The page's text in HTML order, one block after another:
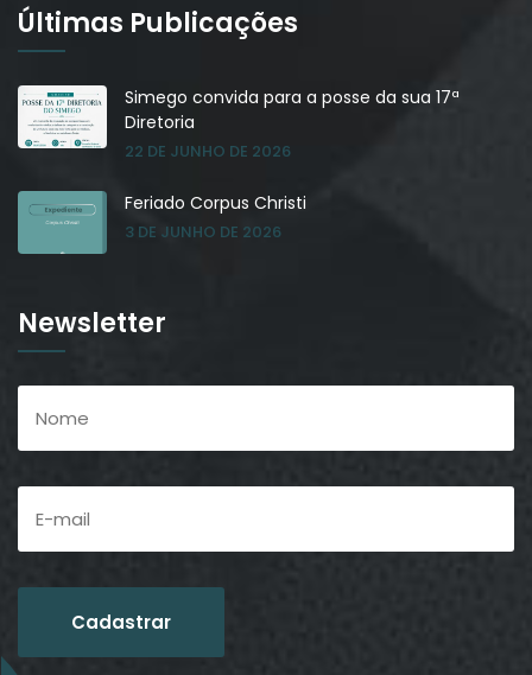
Últimas Publicações
Simego convida para a posse da sua 17ª
Diretoria
22 DE JUNHO DE 2026
Feriado Corpus Christi
3 DE JUNHO DE 2026
Newsletter